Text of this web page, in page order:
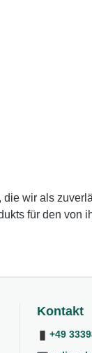
wir als
für den
Kontakt
+49